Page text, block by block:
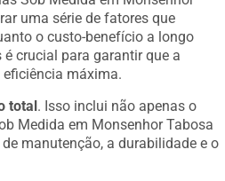
uma série de fatores que
o custo-benefício a longo
crucial para garantir que a
máxima.
total. Isso inclui não apenas o
Medida em Monsenhor Tabosa
manutenção, a durabilidade e o